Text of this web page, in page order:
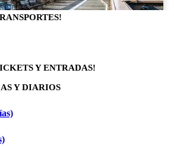
Y ENTRADAS!
Y DIARIOS